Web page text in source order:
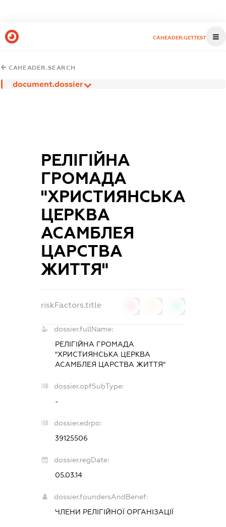
CAHEADER.GETTEST
CAHEADER.SEARCH
document.dossier
РЕЛІГІЙНА
ГРОМАДА
"ХРИСТИЯНСЬКА
ЦЕРКВА
АСАМБЛЕЯ
ЦАРСТВА
ЖИТТЯ"
riskFactors.title
dossier.fullName:
РЕЛІГІЙНА ГРОМАДА
"ХРИСТИЯНСЬКА ЦЕРКВА
АСАМБЛЕЯ ЦАРСТВА ЖИТТЯ"
dossier.opfSubType:
-
dossier.edrpo:
39125506
dossier.regDate:
05.03.14
dossier.foundersAndBenef:
ЧЛЕНИ РЕЛІГІЙНОЇ ОРГАНІЗАЦІЇ